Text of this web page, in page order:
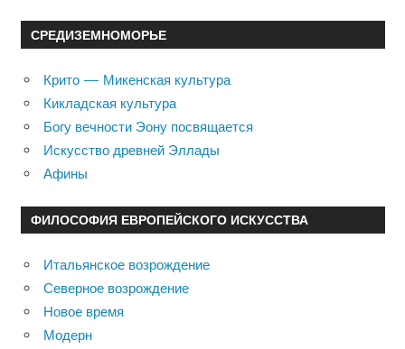
СРЕДИЗЕМНОМОРЬЕ
Крито — Микенская культура
Кикладская культура
Богу вечности Эону посвящается
Искусство древней Эллады
Афины
ФИЛОСОФИЯ ЕВРОПЕЙСКОГО ИСКУССТВА
Итальянское возрождение
Северное возрождение
Новое время
Модерн